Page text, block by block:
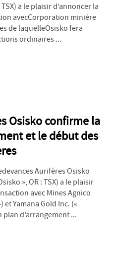
a le plaisir d’annoncer la
avecCorporation minière
de laquelleOsisko fera
ordinaires ...
Osisko confirme la
et le début des
Aurifères Osisko
», OR : TSX) a le plaisir
avec Mines Agnico
et Yamana Gold Inc. («
d’arrangement ...